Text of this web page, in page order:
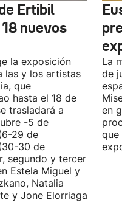
Ertibil
nuevos
la exposición
las y los artistas
que
hasta el 18 de
trasladará a
-5 de
29 de
30 de
segundo y tercer
Estela Miguel y
Natalia
y Jone Elorriaga
La
de
en
que